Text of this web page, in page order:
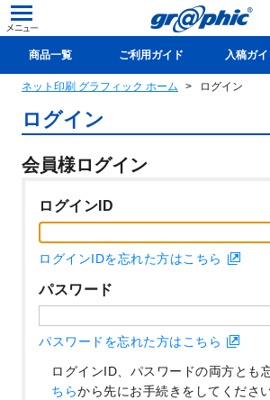
商品一覧 ご利用ガイド 入稿ガイ
新規会員登録(無料)
ネット印刷 グラフィック ホーム ログイン
ログイン
会員様ログイン
ログインID
ログインIDを忘れた方はこちら
パスワード
パスワードを忘れた方はこちら
ログインID、パスワードの両方とも
ちらから先にお手続きをしてください